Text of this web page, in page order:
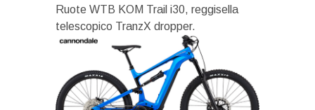
Ruote WTB KOM Trail i30, reggisella
telescopico TranzX dropper.